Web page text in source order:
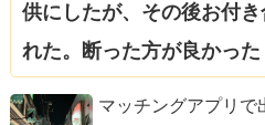
供にしたが、その後お付
れた。断った方が良かった
マッチングアプリで